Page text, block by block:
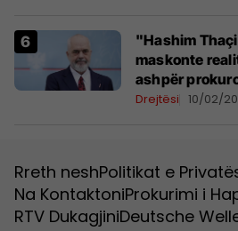
"Hashim
maskonte
ashpër
Drejtësi 10/02/
Rreth neshPolitikat e
Na KontaktoniProkurimi i
RTV DukagjiniDeutsche